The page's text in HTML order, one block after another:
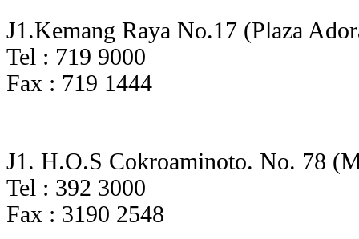
J1.Kemang Raya No.17 (Plaza
Tel : 719 9000
Fax : 719 1444
J1. H.O.S Cokroaminoto. No. 78
Tel : 392 3000
Fax : 3190 2548